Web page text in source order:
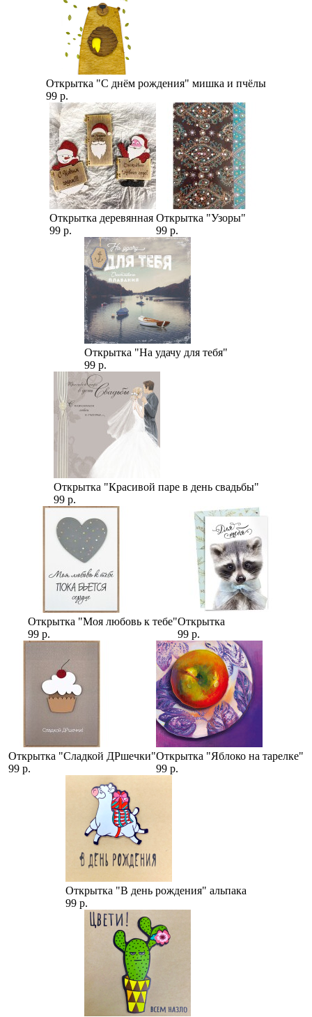
Открытка "С днём рождения" мишка и пчёлы
99 р.
Открытка деревянная
99 р.
Открытка "Узоры"
99 р.
Открытка "На удачу для тебя"
99 р.
Открытка "Красивой паре в день свадьбы"
99 р.
Открытка "Моя любовь к тебе"
99 р.
Открытка
99 р.
Открытка "Сладкой ДРшечки"
99 р.
Открытка "Яблоко на тарелке"
99 р.
Открытка "В день рождения" альпака
99 р.